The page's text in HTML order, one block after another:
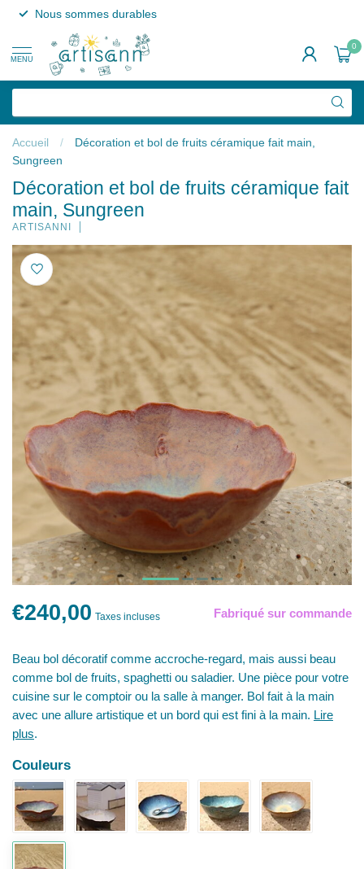
Nous sommes durables
MENU
0
Accueil /
Décoration et bol de fruits céramique fait main,
Sungreen
Décoration et bol de fruits céramique fait
main, Sungreen
ARTISANNI
€240,00 Taxes incluses Fabriqué sur commande
Beau bol décoratif comme accroche-regard, mais aussi beau
comme bol de fruits, spaghetti ou saladier. Une pièce pour votre
cuisine sur le comptoir ou la salle à manger. Bol fait à la main
avec une allure artistique et un bord qui est fini à la main. Lire
plus.
Couleurs